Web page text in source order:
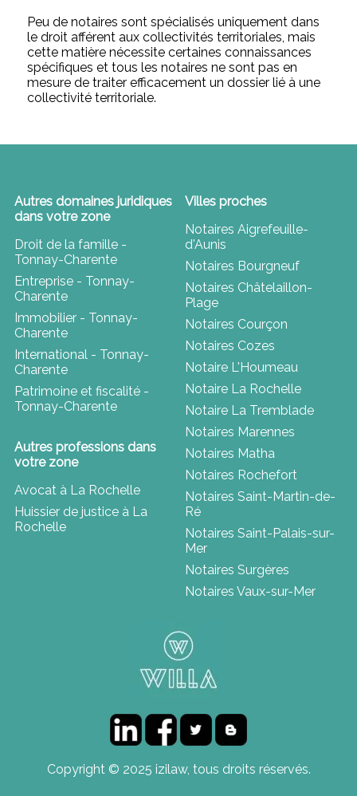
Peu de notaires sont spécialisés uniquement dans
le droit afférent aux collectivités territoriales, mais
cette matière nécessite certaines connaissances
spécifiques et tous les notaires ne sont pas en
mesure de traiter efficacement un dossier lié à une
collectivité territoriale.
Autres domaines juridiques
dans votre zone
Droit de la famille -
Tonnay-Charente
Entreprise - Tonnay-
Charente
Immobilier - Tonnay-
Charente
International - Tonnay-
Charente
Patrimoine et fiscalité -
Tonnay-Charente
Autres professions dans
votre zone
Avocat à La Rochelle
Huissier de justice à La
Rochelle
Villes proches
Notaires Aigrefeuille-
d'Aunis
Notaires Bourgneuf
Notaires Châtelaillon-
Plage
Notaires Courçon
Notaires Cozes
Notaire L'Houmeau
Notaire La Rochelle
Notaire La Tremblade
Notaires Marennes
Notaires Matha
Notaires Rochefort
Notaires Saint-Martin-de-
Ré
Notaires Saint-Palais-sur-
Mer
Notaires Surgères
Notaires Vaux-sur-Mer
Copyright © 2025 izilaw, tous droits réservés.